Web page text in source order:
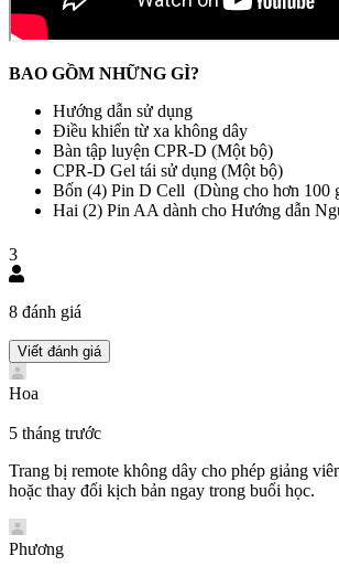
BAO GỒM NHỮNG GÌ?
Hướng dẫn sử dụng
Điều khiển từ xa không dây
Bàn tập luyện CPR-D (Một bộ)
CPR-D Gel tái sử dụng (Một bộ)
Bốn (4) Pin D Cell (Dùng cho hơn 100
Hai (2) Pin AA dành cho Hướng dẫn
3
8 đánh giá
Hoa
5 tháng trước
Trang bị remote không dây cho phép giảng
hoặc thay đổi kịch bản ngay trong buổi học.
Phương